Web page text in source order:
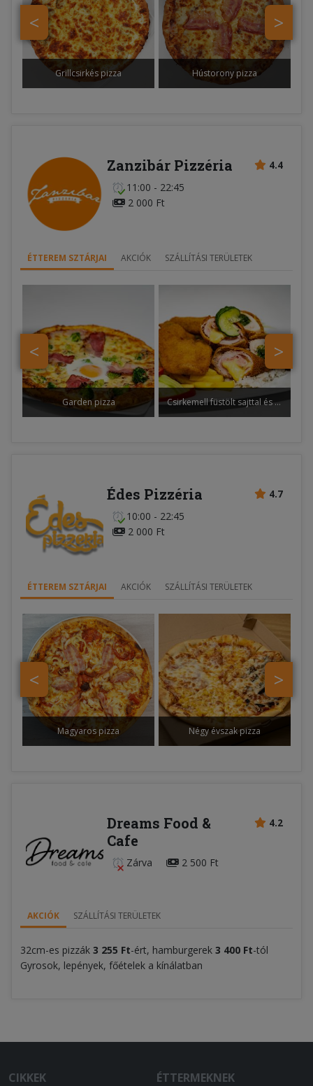
>
<
Grillcsirkés pizza Hústorony pizza
4.4
Zanzibár Pizzéria
11:00 - 22:45
2 000 Ft
ÉTTEREM SZTÁRJAI AKCIÓK SZÁLLÍTÁSI TERÜLETEK
>
<
Garden pizza Csirkemell füstölt sajttal és fokhagymás spenóttal töltve
4.7
Édes Pizzéria
10:00 - 22:45
2 000 Ft
ÉTTEREM SZTÁRJAI AKCIÓK SZÁLLÍTÁSI TERÜLETEK
>
<
Magyaros pizza Négy évszak pizza
4.2
Dreams Food &
Cafe
Zárva 2 500 Ft
AKCIÓK SZÁLLÍTÁSI TERÜLETEK
32cm-es pizzák 3 255 Ft-ért, hamburgerek 3 400 Ft-tól
Gyrosok, lepények, főételek a kínálatban
CIKKEK
ÉTTERMEKNEK